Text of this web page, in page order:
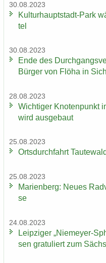
30.08.2023
Kulturhauptstadt-​Park
tel
30.08.2023
Ende des
Bür­ger von Flöha in
28.08.2023
Wich­ti­ger Kno­ten­punkt
wird aus­ge­baut
25.08.2023
Orts­durch­fahrt
25.08.2023
Ma­ri­en­berg: Neues
se
24.08.2023
Leip­zi­ger „Niemeyer-​
sen gra­tu­liert zum